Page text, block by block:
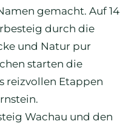
gemacht. Auf 14
durch die
und Natur pur
starten die
reizvollen Etappen
Wachau und den